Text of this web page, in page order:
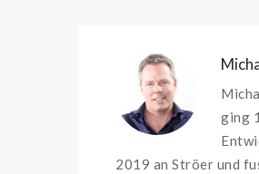
ging
2019 an Ströer und